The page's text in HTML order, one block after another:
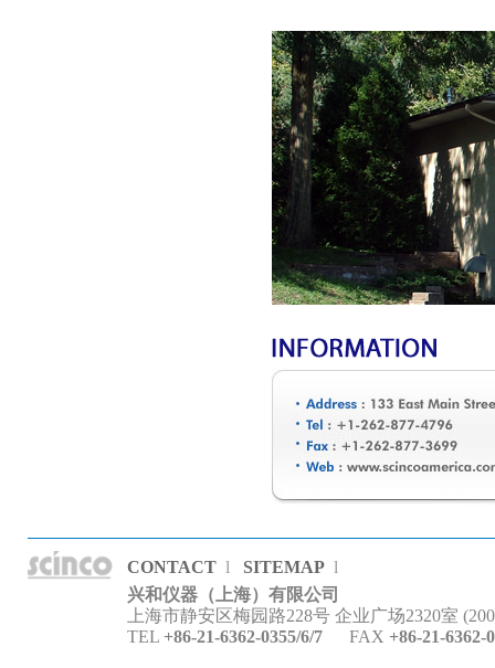
CONTACT l SITEMAP l
兴和仪器（上海）有限公司
上海市静安区梅园路228号 企业广场2320室
TEL +86-21-6362-0355/6/7 FAX +86-21-6362-